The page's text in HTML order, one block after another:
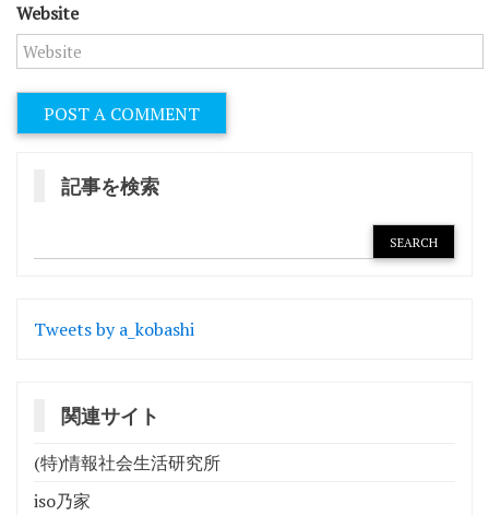
Website
記事を検索
Tweets by a_kobashi
関連サイト
(特)情報社会生活研究所
iso乃家